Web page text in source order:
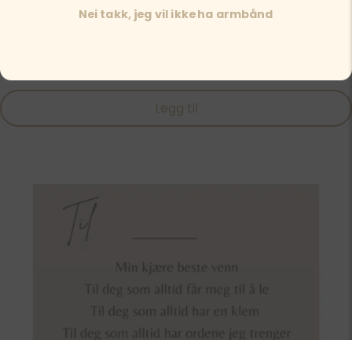
Legg til
Nei takk, jeg vil ikke ha armbånd